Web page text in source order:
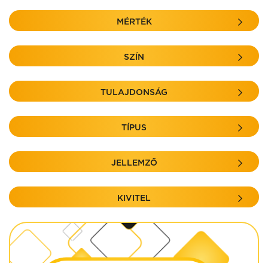
MÉRTÉK
SZÍN
TULAJDONSÁG
TÍPUS
JELLEMZŐ
KIVITEL